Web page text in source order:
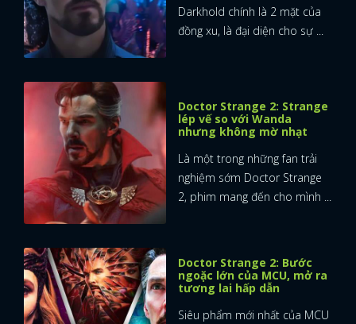
Darkhold chính là 2 mặt của
đồng xu, là đại diện cho sự ...
Doctor Strange 2: Strange
lép vế so với Wanda
nhưng không mờ nhạt
Là một trong những fan trải
nghiệm sớm Doctor Strange
2, phim mang đến cho mình ...
Doctor Strange 2: Bước
ngoặc lớn của MCU, mở ra
tương lai hấp dẫn
Siêu phẩm mới nhất của MCU